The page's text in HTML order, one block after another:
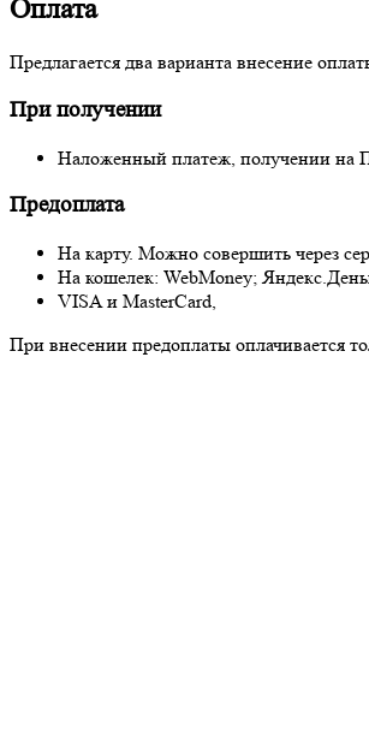
Оплата
Предлагается два варианта внесение
При получении
Наложенный платеж, получении на
Предоплата
На карту. Можно совершить через
На кошелек: WebMoney;
VISA и MasterCard,
При внесении предоплаты оплачивается